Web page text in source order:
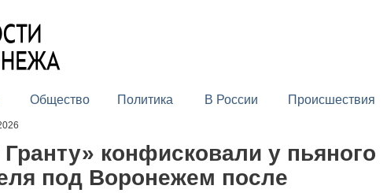
Общество Политика В России Происшествия
конфисковали у пьяного
под Воронежем после